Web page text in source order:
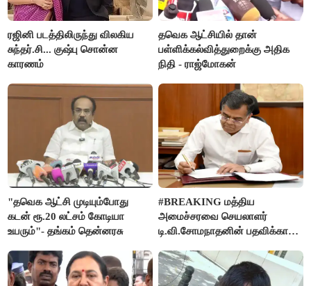
ரஜினி படத்திலிருந்து விலகிய
சுந்தர்.சி... குஷ்பு சொன்ன
காரணம்
தவெக ஆட்சியில் தான்
பள்ளிக்கல்வித்துறைக்கு அதிக
நிதி - ராஜ்மோகன்
"தவெக ஆட்சி முடியும்போது
கடன் ரூ.20 லட்சம் கோடியா
உயரும்"- தங்கம் தென்னரசு
#BREAKING மத்திய
அமைச்சரவை செயலாளர்
டி.வி.சோமநாதனின் பதவிக்காலம்